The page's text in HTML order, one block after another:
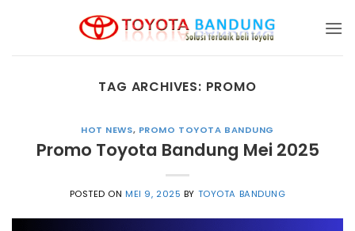
TAG ARCHIVES: PROMO
HOT NEWS, PROMO TOYOTA BANDUNG
Promo Toyota Bandung Mei 2025
POSTED ONMEI 9, 2025 BY TOYOTA BANDUNG